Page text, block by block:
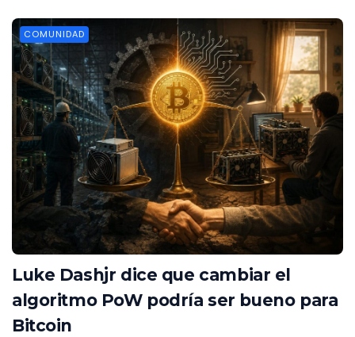
COMUNIDAD
Luke Dashjr dice que cambiar el
algoritmo PoW podría ser bueno para
Bitcoin